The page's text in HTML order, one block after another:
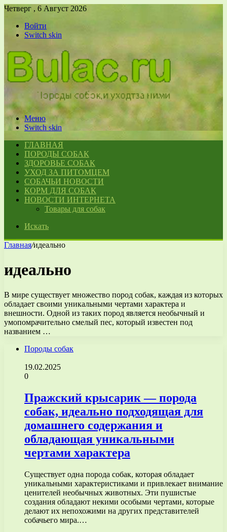
Четверг , 6 Август 2026
Войти
Switch skin
Меню
Switch skin
ГЛАВНАЯ
ПОРОДЫ СОБАК
ЗДОРОВЬЕ СОБАК
УХОД ЗА ПИТОМЦЕМ
СОБАЧЬИ НОВОСТИ
КОРМ ДЛЯ СОБАК
НОВОСТИ ИНТЕРНЕТА
Товары для собак
Искать
Главная/идеально
идеально
В мире существует множество пород собак, каждая из которых
обладает своими уникальными чертами характера и
внешности. Одной из таких пород является необычный и
умопомрачительно смелый пес, который известен под
названием …
Породы собак
19.02.2025
0
Пражский крысарик — порода
собак, идеально подходящая для
домашнего содержания и
обладающая уникальными
чертами характера
Существует одна порода собак, которая обладает
уникальными характеристиками и привлекает внимание
ценителей необычных животных. Эти пушистые
создания обладают некими особыми чертами, которые
делают их непохожими на других представителей
собачьего мира.…